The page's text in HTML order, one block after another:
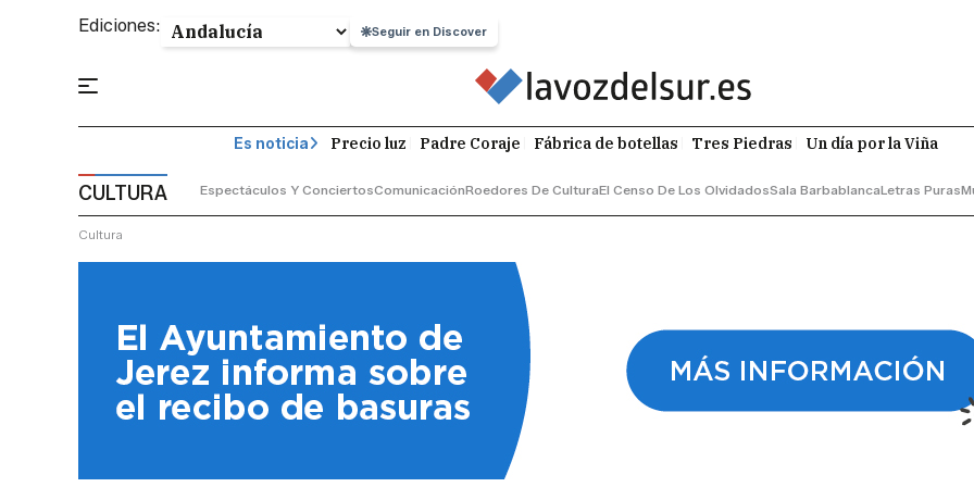
Ediciones: Seguir en Discover
Es noticia Precio luz Padre Coraje Fábrica de botellas Tres Piedras Un día por la Viña
CULTURA Espectáculos Y ConciertosComunicaciónRoedores De CulturaEl Censo De Los OlvidadosSala BarbablancaLetras Puras
Cultura